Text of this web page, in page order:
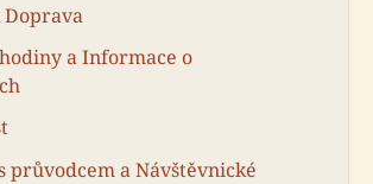
a Informace o
průvodcem a Návštěvnické